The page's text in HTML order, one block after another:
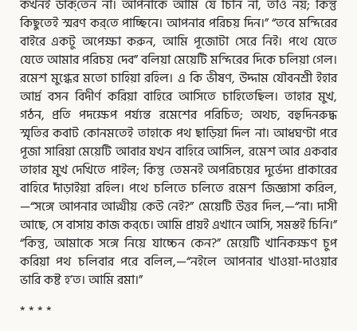
কখনই ডাক্‌তেন না। আপনাকে আমি যে চিনি না, তাও নয়; কিন্তু
কিছুতেই স্মরণ কর্‌তে পাচ্ছিনে। আপনার পরিচয় দিন।” “তবে মন্দিরের
বাইরে একটু অপেক্ষা করুন, আমি পূজোটা সেরে নিই। পথে যেতে
যেতে আমার পরিচয় দেব” বলিয়া মেয়েটি মন্দিরের দিকে চলিয়া গেল।
রমেশ মুগ্ধের মতো চাহিয়া রহিল। এ কি ভীষণ, উদ্দাম যৌবনশ্রী ইহার
আর্দ্র বসন বিদীর্ণ করিয়া বাহিরে আসিতে চাহিতেছিল। তাহার মুখ,
গঠন, প্রতি পদক্ষেপ পর্য্যন্ত রমেশের পরিচিত; অথচ, বহুদিনরুদ্ধ
স্মৃতির কবাট কোনমতেই তাহাকে পথ ছাড়িয়া দিল না। আধঘণ্টা পরে
পূজা সারিয়া মেয়েটি আবার যখন বাহিরে আসিল, রমেশ আর একবার
তাহার মুখ দেখিতে পাইল; কিন্তু তেমনই অপরিচয়ের দুর্ভেদ্য প্রাকারের
বাহিরে দাঁড়াইয়া রহিল। পথে চলিতে চলিতে রমেশ জিজ্ঞাসা করিল,
—“সঙ্গে আপনার আত্মীয় কেউ নেই?” মেয়েটি উত্তর দিল,—“না। দাসী
আছে, সে বাসায় কাজ কর্‌চে। আমি প্রায়ই এখানে আসি, সমস্তই চিনি।”
“কিন্তু, আমাকে সঙ্গে নিয়ে যাচ্চেন কেন?” মেয়েটি খানিকক্ষণ চুপ
করিয়া পথ চলিবার পরে বলিল,—“নইলে আপনার খাওয়া-দাওয়ার
ভারি কষ্ট হ’ত। আমি রমা।”
* * * *